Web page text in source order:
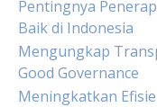
Pentingnya
Baik di Indonesia
Mengungkap
Good Governance
Meningkatkan